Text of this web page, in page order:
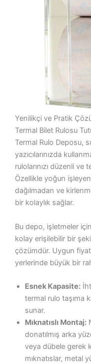
Yenilikçi ve Pratik
Termal Bilet Rulosu
Termal Rulo Deposu,
yazıcılarınızda
rulolarınızı düzenli
Özellikle yoğun
dağılmadan ve
bir kolaylık sağlar.
Bu depo, işletmeler
kolay erişilebilir bir
çözümdür. Uygun
yerlerinde büyük bir
Esnek Kapasite:
termal rulo taşıma
sunar.
Mıknatıslı Montaj:
donatılmış arka
veya dübele gerek
mıknatıslar, metal